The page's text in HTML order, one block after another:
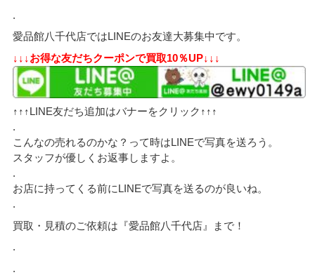
.
愛品館八千代店ではLINEのお友達大募集中です。
↓↓↓お得な友だちクーポンで買取10％UP↓↓↓
↑↑↑LINE友だち追加はバナーをクリック↑↑↑
.
こんなの売れるのかな？って時はLINEで写真を送ろう。
スタッフが優しくお返事しますよ。
.
お店に持ってくる前にLINEで写真を送るのが良いね。
.
買取・見積のご依頼は『愛品館八千代店』まで！
.
.